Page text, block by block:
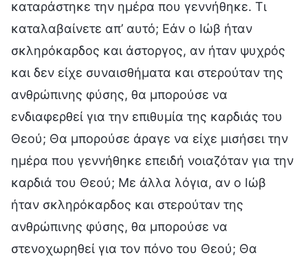
καταράστηκε την ημέρα που γεννήθηκε. Τι
καταλαβαίνετε απ’ αυτό; Εάν ο Ιώβ ήταν
σκληρόκαρδος και άστοργος, αν ήταν ψυχρός
και δεν είχε συναισθήματα και στερούταν της
ανθρώπινης φύσης, θα μπορούσε να
ενδιαφερθεί για την επιθυμία της καρδιάς του
Θεού; Θα μπορούσε άραγε να είχε μισήσει την
ημέρα που γεννήθηκε επειδή νοιαζόταν για την
καρδιά του Θεού; Με άλλα λόγια, αν ο Ιώβ
ήταν σκληρόκαρδος και στερούταν της
ανθρώπινης φύσης, θα μπορούσε να
στενοχωρηθεί για τον πόνο του Θεού; Θα